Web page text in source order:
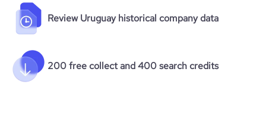
Review Uruguay historical company data
200 free collect and 400 search credits